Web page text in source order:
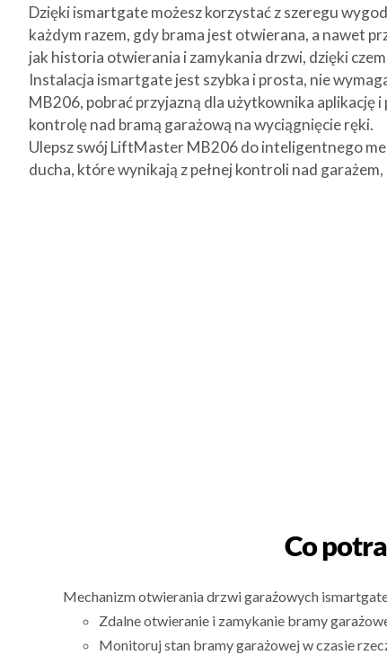
Dzięki ismartgate możesz korzystać z szeregu
każdym razem, gdy brama jest otwierana, a nawet
jak historia otwierania i zamykania drzwi, dzięki
Instalacja ismartgate jest szybka i prosta, nie
MB206, pobrać przyjazną dla użytkownika aplikację
kontrolę nad bramą garażową na wyciągnięcie ręki.
Ulepsz swój LiftMaster MB206 do inteligentnego
ducha, które wynikają z pełnej kontroli nad
Co
Mechanizm otwierania drzwi garażowych
Zdalne otwieranie i zamykanie bramy
Monitoruj stan bramy garażowej w czasie